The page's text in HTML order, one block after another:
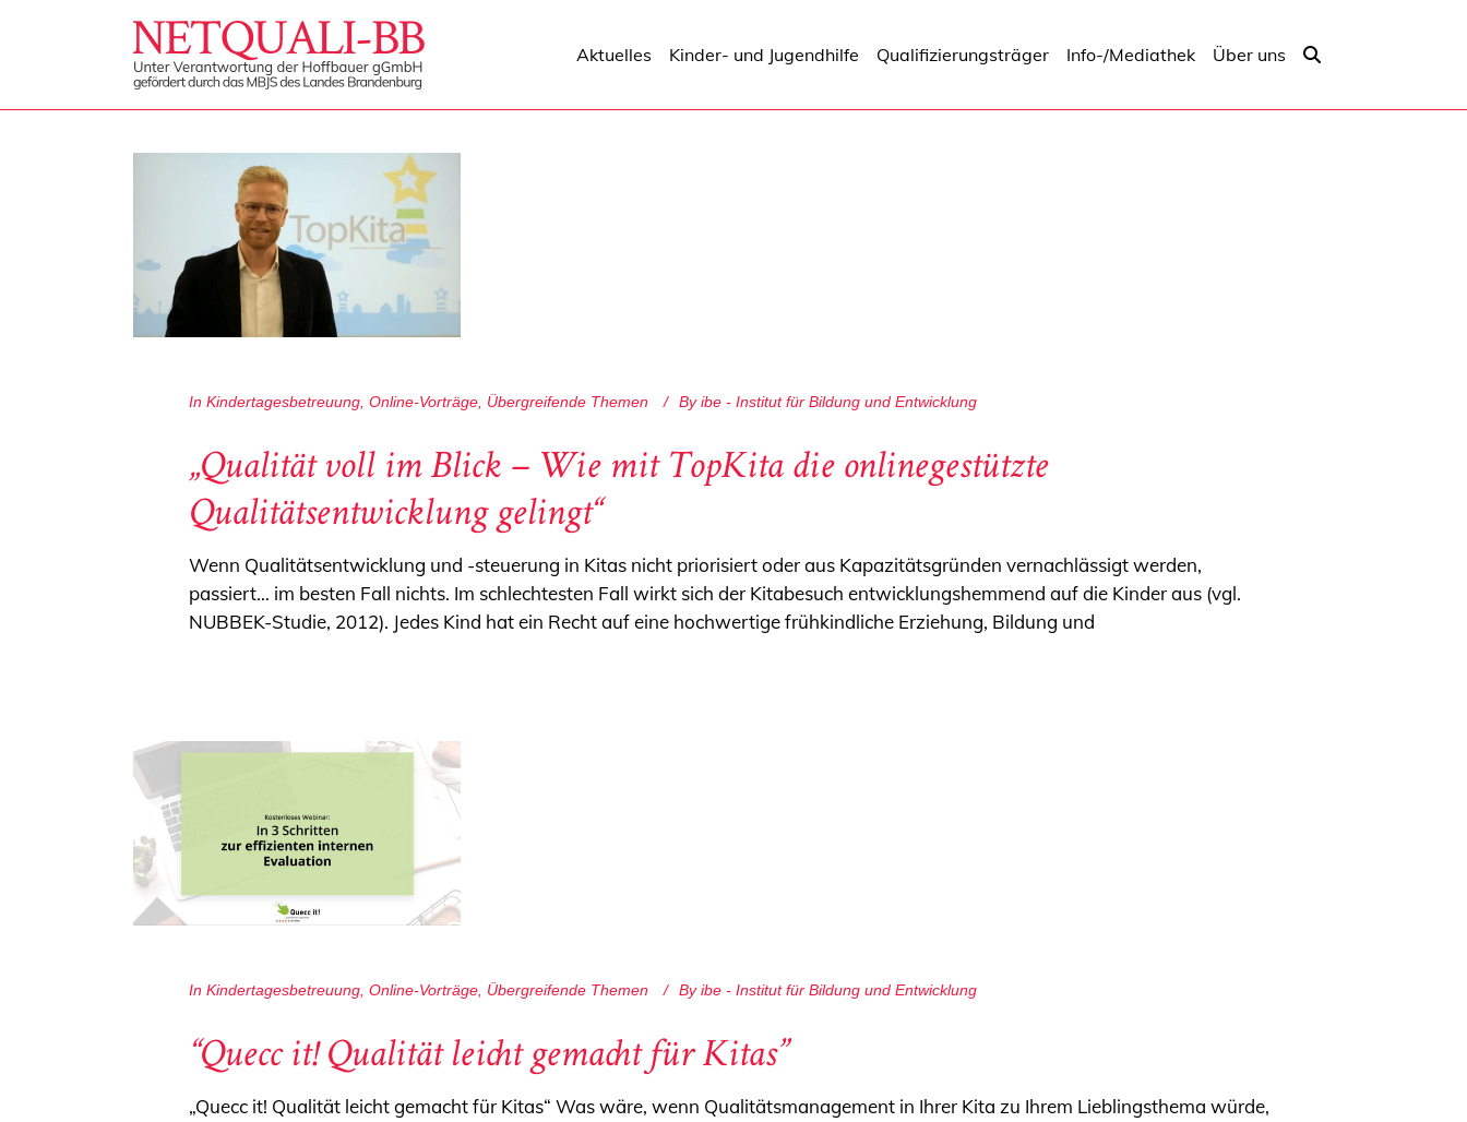
Aktuelles Kinder- und Jugendhilfe Qualifizierungsträger Info-/Mediathek Über uns
In Kindertagesbetreuung Online-Vorträge Übergreifende Themen By ibe - Institut für Bildung und Entwicklung
„Qualität voll im Blick – Wie mit TopKita die onlinegestützte
Qualitätsentwicklung gelingt“
Wenn Qualitätsentwicklung und -steuerung in Kitas nicht priorisiert oder aus Kapazitätsgründen vernachlässigt werden,
passiert… im besten Fall nichts. Im schlechtesten Fall wirkt sich der Kitabesuch entwicklungshemmend auf die Kinder aus (vgl.
NUBBEK-Studie, 2012). Jedes Kind hat ein Recht auf eine hochwertige frühkindliche Erziehung, Bildung und
In Kindertagesbetreuung, Online-Vorträge, Übergreifende Themen By ibe - Institut für Bildung und Entwicklung
“Quecc it! Qualität leicht gemacht für Kitas”
„Quecc it! Qualität leicht gemacht für Kitas“ Was wäre, wenn Qualitätsmanagement in Ihrer Kita zu Ihrem Lieblingsthema würde,